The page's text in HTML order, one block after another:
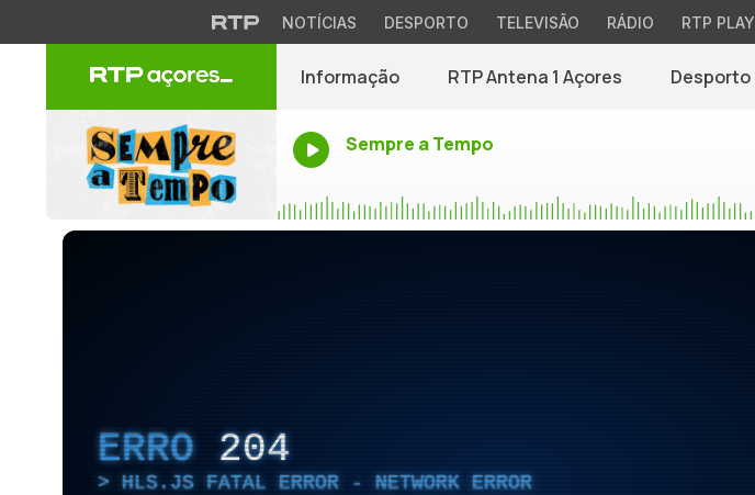
NOTÍCIAS DESPORTO TELEVISÃO RÁDIO RTP PLAY
Informação RTP Antena 1 Açores Desporto
Sempre a Tempo
ERRO 204
HLS.JS FATAL ERROR - NETWORK ERROR